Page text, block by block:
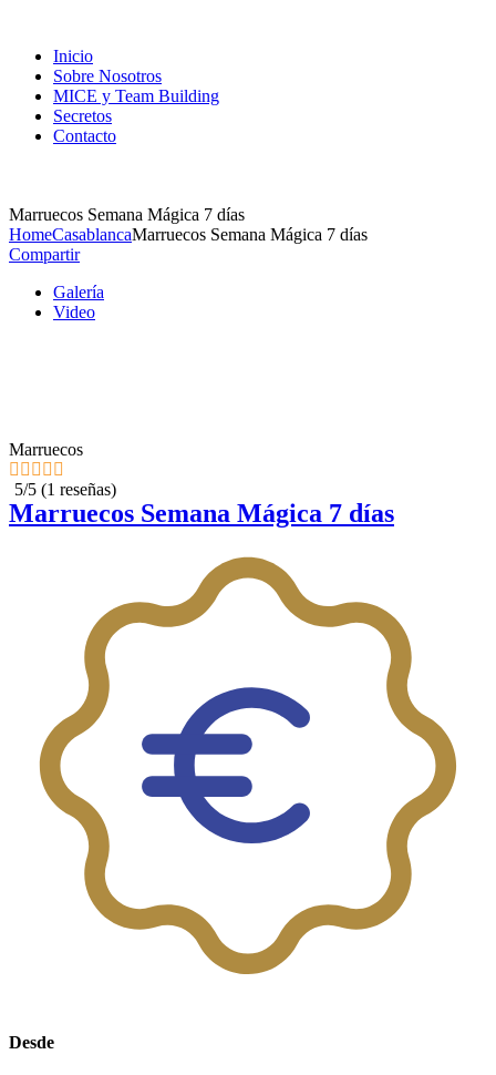
Inicio
Sobre Nosotros
MICE y Team Building
Secretos
Contacto
Marruecos Semana Mágica 7 días
HomeCasablancaMarruecos Semana Mágica 7 días
Compartir
Galería
Video
Marruecos
5/5 (1 reseñas)
Marruecos Semana Mágica 7 días
Desde